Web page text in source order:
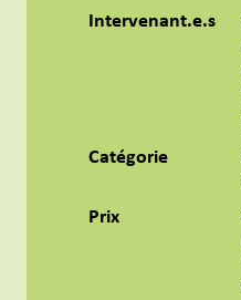
Intervenant.e.s
Catégorie
Prix